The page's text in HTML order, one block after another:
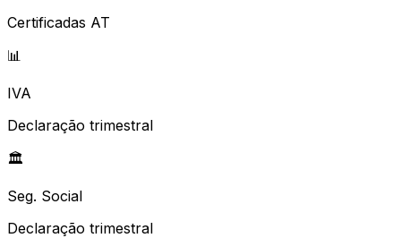
Certificadas AT
📊
IVA
Declaração trimestral
🏛️
Seg. Social
Declaração trimestral